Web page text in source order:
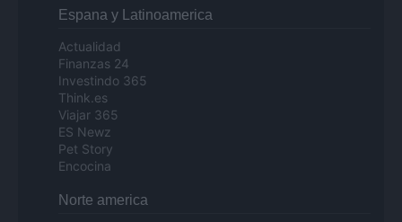
Espana y Latinoamerica
Actualidad
Finanzas 24
Investindo 365
Think.es
Viajar 365
ES Newz
Pet Story
Encocina
Norte america